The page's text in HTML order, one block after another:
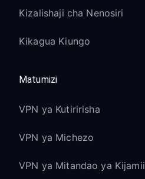
Kizalishaji cha Nenosiri
Kikagua Kiungo
Matumizi
VPN ya Kutiririsha
VPN ya Michezo
VPN ya Mitandao ya Kijamii